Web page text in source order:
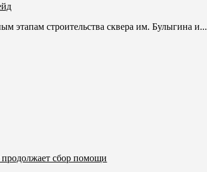
этапам строительства сквера им. Булыгина и...
сбор помощи